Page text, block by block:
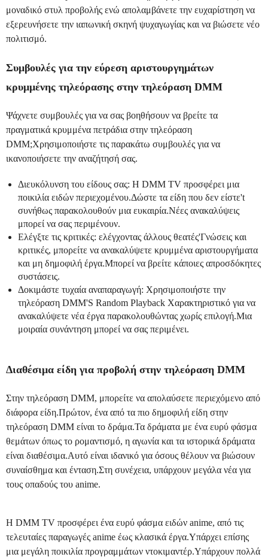
μοναδικό στυλ προβολής ενώ απολαμβάνετε την ευχαρίστηση να
εξερευνήσετε την ιαπωνική σκηνή ψυχαγωγίας και να βιώσετε νέο
πολιτισμό.
Συμβουλές για την εύρεση αριστουργημάτων
κρυμμένης τηλεόρασης στην τηλεόραση DMM
Ψάχνετε συμβουλές για να σας βοηθήσουν να βρείτε τα
πραγματικά κρυμμένα πετράδια στην τηλεόραση
DMM;Χρησιμοποιήστε τις παρακάτω συμβουλές για να
ικανοποιήσετε την αναζήτησή σας.
Διευκόλυνση του είδους σας: Η DMM TV προσφέρει μια
ποικιλία ειδών περιεχομένου.Δώστε τα είδη που δεν είστε't
συνήθως παρακολουθούν μια ευκαιρία.Νέες ανακαλύψεις
μπορεί να σας περιμένουν.
Ελέγξτε τις κριτικές: ελέγχοντας άλλους θεατές'Γνώσεις και
κριτικές, μπορείτε να ανακαλύψετε κρυμμένα αριστουργήματα
και μη δημοφιλή έργα.Μπορεί να βρείτε κάποιες απροσδόκητες
συστάσεις.
Δοκιμάστε τυχαία αναπαραγωγή: Χρησιμοποιήστε την
τηλεόραση DMM'S Random Playback Χαρακτηριστικό για να
ανακαλύψετε νέα έργα παρακολουθώντας χωρίς επιλογή.Μια
μοιραία συνάντηση μπορεί να σας περιμένει.
Διαθέσιμα είδη για προβολή στην τηλεόραση DMM
Στην τηλεόραση DMM, μπορείτε να απολαύσετε περιεχόμενο από
διάφορα είδη.Πρώτον, ένα από τα πιο δημοφιλή είδη στην
τηλεόραση DMM είναι το δράμα.Τα δράματα με ένα ευρύ φάσμα
θεμάτων όπως το ρομαντισμό, η αγωνία και τα ιστορικά δράματα
είναι διαθέσιμα.Αυτό είναι ιδανικό για όσους θέλουν να βιώσουν
συναίσθημα και ένταση.Στη συνέχεια, υπάρχουν μεγάλα νέα για
τους οπαδούς του anime.
Η DMM TV προσφέρει ένα ευρύ φάσμα ειδών anime, από τις
τελευταίες παραγωγές anime έως κλασικά έργα.Υπάρχει επίσης
μια μεγάλη ποικιλία προγραμμάτων ντοκιμαντέρ.Υπάρχουν πολλά